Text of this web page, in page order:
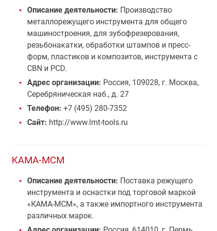
Описание деятельности: Производство
металлорежущего инструмента для общего
машиностроения, для зубофрезерования,
резьбонакатки, обработки штампов и пресс-
форм, пластиков и композитов, инструмента с
CBN и PCD.
Адрес организации: Россия, 109028, г. Москва,
Серебряническая наб., д. 27
Телефон: +7 (495) 280-7352
Сайт: http://www.lmt-tools.ru
КАМА-МСМ
Описание деятельности: Поставка режущего
инструмента и оснастки под торговой маркой
«КАМА-МСМ», а также импортного инструмента
различных марок.